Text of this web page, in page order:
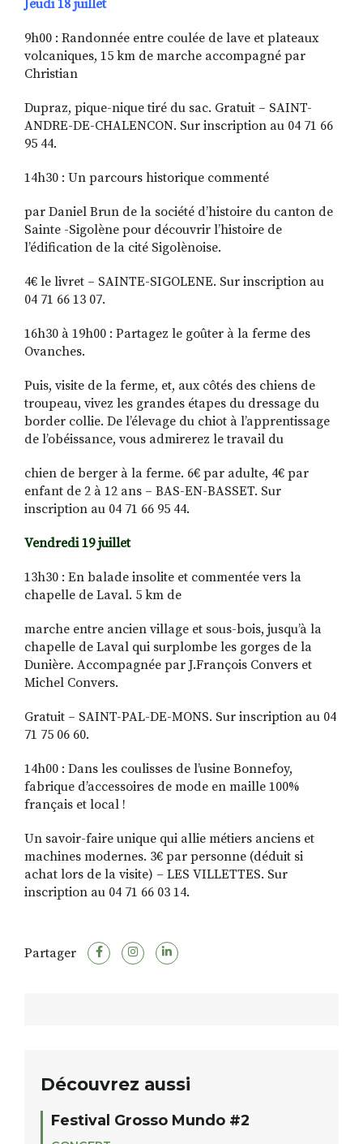
Jeudi 18 juillet
9h00 : Randonnée entre coulée de lave et plateaux
volcaniques, 15 km de marche accompagné par
Christian
Dupraz, pique-nique tiré du sac. Gratuit – SAINT-
ANDRE-DE-CHALENCON. Sur inscription au 04 71 66
95 44.
14h30 : Un parcours historique commenté
par Daniel Brun de la société d’histoire du canton de
Sainte -Sigolène pour découvrir l’histoire de
l’édification de la cité Sigolènoise.
4€ le livret – SAINTE-SIGOLENE. Sur inscription au
04 71 66 13 07.
16h30 à 19h00 : Partagez le goûter à la ferme des
Ovanches.
Puis, visite de la ferme, et, aux côtés des chiens de
troupeau, vivez les grandes étapes du dressage du
border collie. De l’élevage du chiot à l’apprentissage
de l’obéissance, vous admirerez le travail du
chien de berger à la ferme. 6€ par adulte, 4€ par
enfant de 2 à 12 ans – BAS-EN-BASSET. Sur
inscription au 04 71 66 95 44.
Vendredi 19 juillet
13h30 : En balade insolite et commentée vers la
chapelle de Laval. 5 km de
marche entre ancien village et sous-bois, jusqu’à la
chapelle de Laval qui surplombe les gorges de la
Dunière. Accompagnée par J.François Convers et
Michel Convers.
Gratuit – SAINT-PAL-DE-MONS. Sur inscription au 04
71 75 06 60.
14h00 : Dans les coulisses de l’usine Bonnefoy,
fabrique d’accessoires de mode en maille 100%
français et local !
Un savoir-faire unique qui allie métiers anciens et
machines modernes. 3€ par personne (déduit si
achat lors de la visite) – LES VILLETTES. Sur
inscription au 04 71 66 03 14.
Partager
Découvrez aussi
Festival Grosso Mundo #2